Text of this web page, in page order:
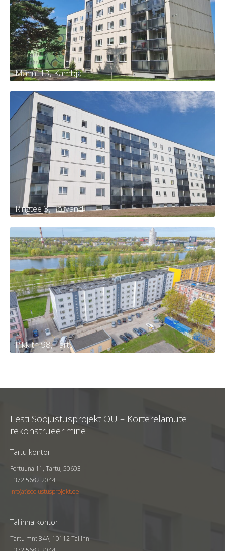
Männi 13, Kambja
Männi 13, Kambja
Tellija
Kambja vald, Kambja alevik, Männi tn
13
Kortereid
30
Aasta
2024
Ringtee 3, Tõrvandi
Ringtee 3, Tõrvandi
Tellija
KÜ Kambja vald, Tõrvandi alevi,
Ringtee 3
Kortereid
60
Aasta
2024
Pikk tn 98, Tartu
Kortereid
60
Eesti Soojustusprojekt OÜ – Korterelamute
rekonstrueerimine
Tartu kontor
Fortuuna 11, Tartu, 50603
+372 5682 2044
info(at)soojustusprojekt.ee
Tallinna kontor
Tartu mnt 84A, 10112 Tallinn